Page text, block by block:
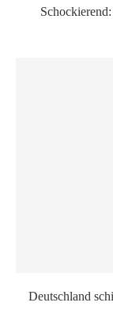
Deutschland